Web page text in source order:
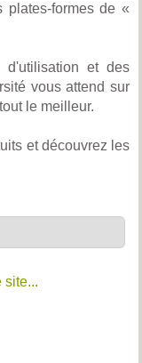
plates-formes de «
et des
vous attend sur
le meilleur.
et découvrez les
site...